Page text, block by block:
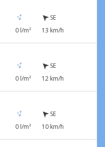
0 l/m²
SE
13 km/h
0 l/m²
SE
12 km/h
0 l/m²
SE
10 km/h